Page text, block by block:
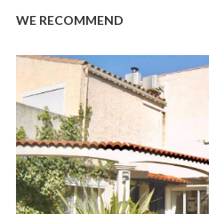
WE RECOMMEND